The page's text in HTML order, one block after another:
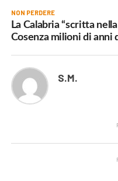
NON PERDERE
La Calabria “scritta
Cosenza milioni di anni
S.M.